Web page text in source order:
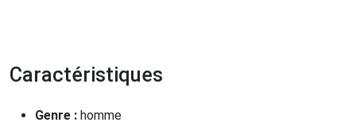
Caractéristiques
Genre : homme